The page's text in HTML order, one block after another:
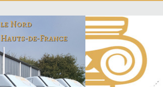
le Nord
Hauts-de-France